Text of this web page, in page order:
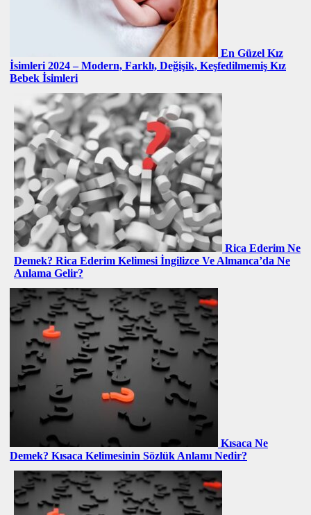
En Güzel Kız
İsimleri 2024 – Modern, Farklı, Değişik, Keşfedilmemiş Kız
Bebek İsimleri
Rica Ederim Ne
Demek? Rica Ederim Kelimesi İngilizce Ve Almanca’da Ne
Anlama Gelir?
Kısaca Ne
Demek? Kısaca Kelimesinin Sözlük Anlamı Nedir?